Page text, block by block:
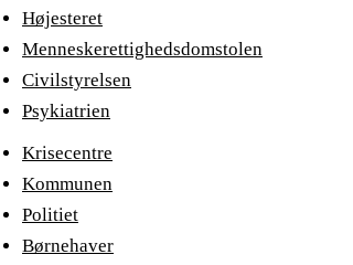
Højesteret
Menneskerettighedsdomstolen
Civilstyrelsen
Psykiatrien
Krisecentre
Kommunen
Politiet
Børnehaver